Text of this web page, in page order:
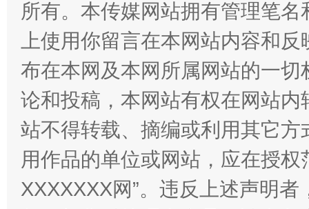
国家大学科技园优化重塑工作
扯下公款旅游的“隐身衣” 如何以
所有。本传媒网站拥有管理笔
上使用你留言在本网站内容和
布在本网及本网所属网站的一
论和投稿，本网站有权在网站
站不得转载、摘编或利用其它
用作品的单位或网站，应在授
XXXXXXX网”。违反上述声明